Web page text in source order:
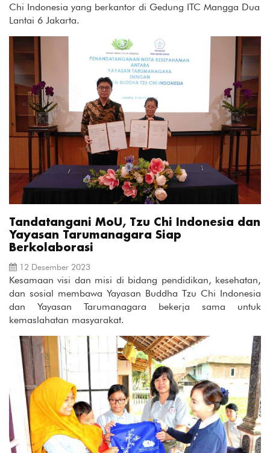
Chi Indonesia yang berkantor di Gedung ITC Mangga Dua
Lantai 6 Jakarta.
Tandatangani MoU, Tzu Chi Indonesia dan
Yayasan Tarumanagara Siap
Berkolaborasi
12 Desember 2023
Kesamaan visi dan misi di bidang pendidikan, kesehatan,
dan sosial membawa Yayasan Buddha Tzu Chi Indonesia
dan Yayasan Tarumanagara bekerja sama untuk
kemaslahatan masyarakat.